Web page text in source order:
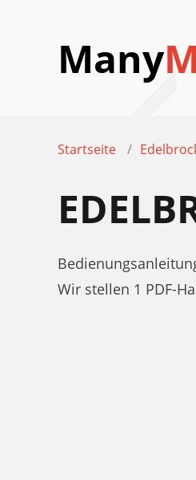
Many
Startseite
Wir stellen 1 PDF-